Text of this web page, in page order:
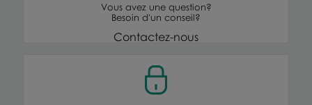
Vous avez une question?
Besoin d'un conseil?
Contactez-nous